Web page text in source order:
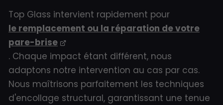
Top Glass intervient rapidement pour
le remplacement ou la réparation de votre
pare-brise
. Chaque impact étant différent, nous
adaptons notre intervention au cas par cas.
Nous maîtrisons parfaitement les techniques
d'encollage structural, garantissant une tenue